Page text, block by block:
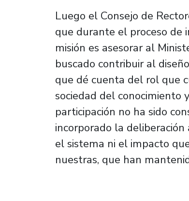
Luego el Consejo de
que durante el proceso de
misión es asesorar al
buscado contribuir al
que dé cuenta del rol que
sociedad del conocimiento
participación no ha sido
incorporado la deliberación
el sistema ni el impacto
nuestras, que han